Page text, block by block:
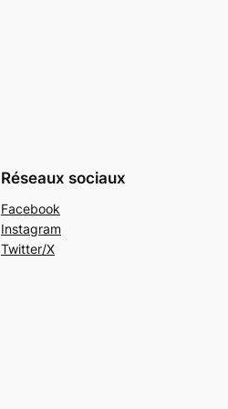
Réseaux sociaux
Facebook
Instagram
Twitter/X